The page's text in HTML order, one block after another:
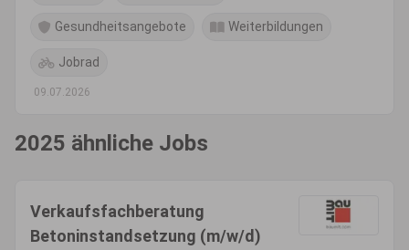
Gesundheitsangebote Weiterbildungen
Jobrad
09.07.2026
2025 ähnliche Jobs
Verkaufsfachberatung
Betoninstandsetzung (m/w/d)